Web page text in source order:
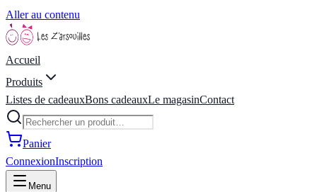
Aller au contenu
Accueil
Produits
Listes de cadeauxBons cadeauxLe magasinContact
Panier
ConnexionInscription
Menu